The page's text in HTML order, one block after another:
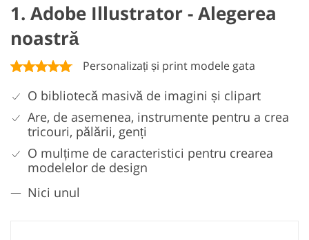
1. Adobe Illustrator - Alegerea
noastră
Personalizați și print modele gata
O bibliotecă masivă de imagini și clipart
Are, de asemenea, instrumente pentru a crea
tricouri, pălării, genți
O mulțime de caracteristici pentru crearea
modelelor de design
Nici unul